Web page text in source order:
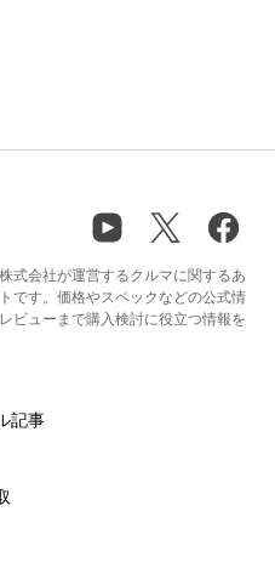
式会社が運営するクルマに関するあ
です。価格やスペックなどの公式情
ビューまで購入検討に役立つ情報を
記事